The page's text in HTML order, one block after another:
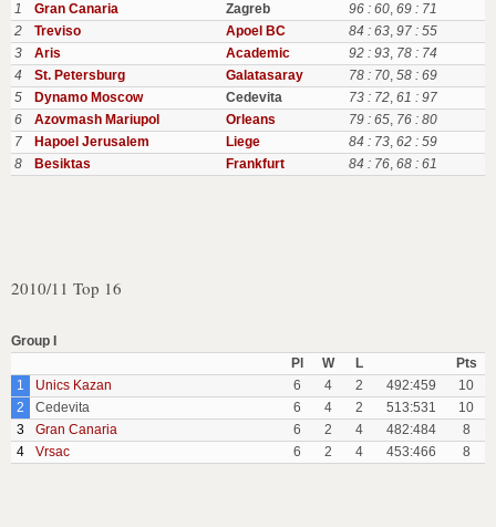
1
Gran Canaria Zagreb 96 : 60, 69 : 71
2
Treviso Apoel BC 84 : 63, 97 : 55
3
Aris Academic 92 : 93, 78 : 74
4
St. Petersburg Galatasaray 78 : 70, 58 : 69
5
Dynamo Moscow Cedevita 73 : 72, 61 : 97
6
Azovmash Mariupol Orleans 79 : 65, 76 : 80
7
Hapoel Jerusalem Liege 84 : 73, 62 : 59
8
Besiktas Frankfurt 84 : 76, 68 : 61
2010/11 Top 16
Group I
Pl
W L
Pts
1
Unics Kazan 6 4 2 492:459
10
2
Cedevita 6 4 2 513:531
10
3
Gran Canaria 6 2 4 482:484
8
4
Vrsac 6 2 4 453:466 8